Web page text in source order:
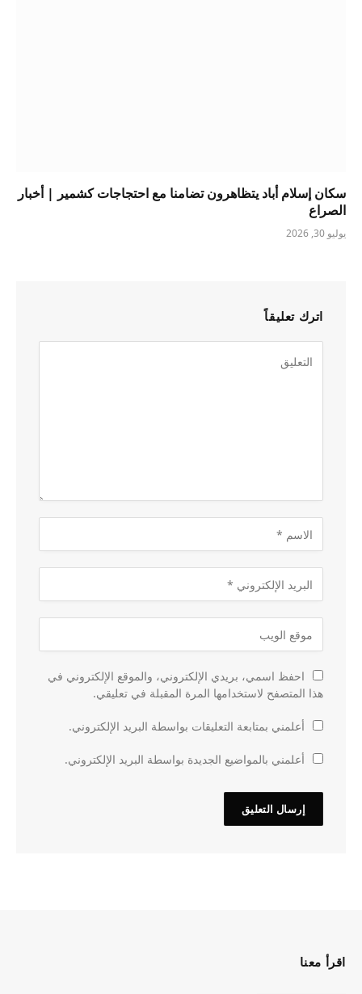
سكان إسلام أباد يتظاهرون تضامنا مع احتجاجات كشمير | أخبار
الصراع
يوليو 30, 2026
اترك تعليقاً
احفظ اسمي، بريدي الإلكتروني، والموقع الإلكتروني في
هذا المتصفح لاستخدامها المرة المقبلة في تعليقي.
أعلمني بمتابعة التعليقات بواسطة البريد الإلكتروني.
أعلمني بالمواضيع الجديدة بواسطة البريد الإلكتروني.
اقرأ معنا